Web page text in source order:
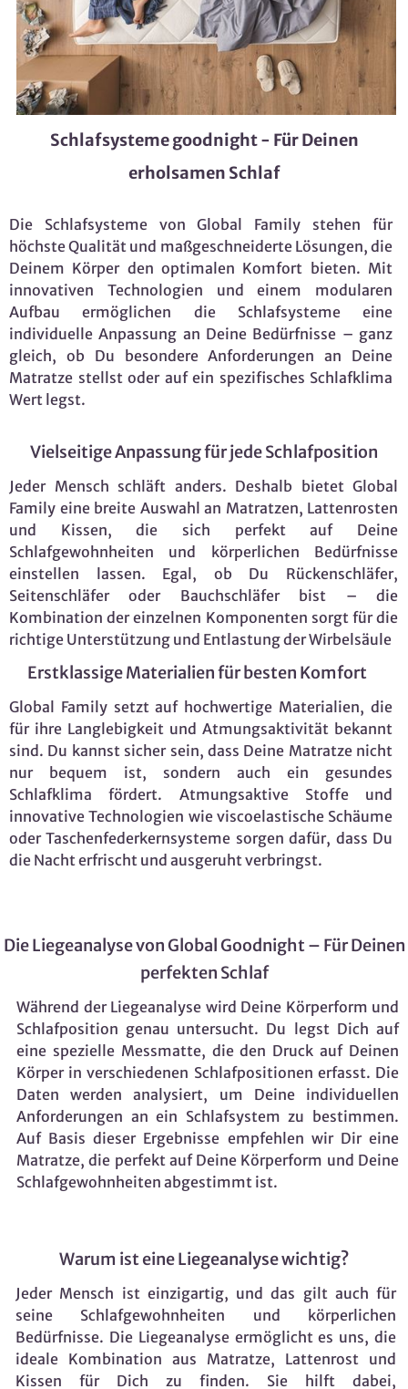
Schlafsysteme goodnight - Für Deinen
erholsamen Schlaf
Die Schlafsysteme von Global Family stehen für
höchste Qualität und maßgeschneiderte Lösungen, die
Deinem Körper den optimalen Komfort bieten. Mit
innovativen Technologien und einem modularen
Aufbau ermöglichen die Schlafsysteme eine
individuelle Anpassung an Deine Bedürfnisse – ganz
gleich, ob Du besondere Anforderungen an Deine
Matratze stellst oder auf ein spezifisches Schlafklima
Wert legst.
Vielseitige Anpassung für jede Schlafposition
Jeder Mensch schläft anders. Deshalb bietet Global
Family eine breite Auswahl an Matratzen, Lattenrosten
und Kissen, die sich perfekt auf Deine
Schlafgewohnheiten und körperlichen Bedürfnisse
einstellen lassen. Egal, ob Du Rückenschläfer,
Seitenschläfer oder Bauchschläfer bist – die
Kombination der einzelnen Komponenten sorgt für die
richtige Unterstützung und Entlastung der Wirbelsäule
Erstklassige Materialien für besten Komfort
Global Family setzt auf hochwertige Materialien, die
für ihre Langlebigkeit und Atmungsaktivität bekannt
sind. Du kannst sicher sein, dass Deine Matratze nicht
nur bequem ist, sondern auch ein gesundes
Schlafklima fördert. Atmungsaktive Stoffe und
innovative Technologien wie viscoelastische Schäume
oder Taschenfederkernsysteme sorgen dafür, dass Du
die Nacht erfrischt und ausgeruht verbringst.
Die Liegeanalyse von Global Goodnight – Für Deinen
perfekten Schlaf
Während der Liegeanalyse wird Deine Körperform und
Schlafposition genau untersucht. Du legst Dich auf
eine spezielle Messmatte, die den Druck auf Deinen
Körper in verschiedenen Schlafpositionen erfasst. Die
Daten werden analysiert, um Deine individuellen
Anforderungen an ein Schlafsystem zu bestimmen.
Auf Basis dieser Ergebnisse empfehlen wir Dir eine
Matratze, die perfekt auf Deine Körperform und Deine
Schlafgewohnheiten abgestimmt ist.
Warum ist eine Liegeanalyse wichtig?
Jeder Mensch ist einzigartig, und das gilt auch für
seine Schlafgewohnheiten und körperlichen
Bedürfnisse. Die Liegeanalyse ermöglicht es uns, die
ideale Kombination aus Matratze, Lattenrost und
Kissen für Dich zu finden. Sie hilft dabei,